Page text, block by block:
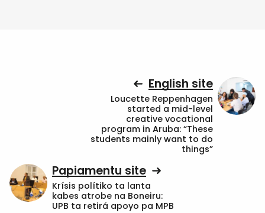
English site
Loucette Reppenhagen
started a mid-level
creative vocational
program in Aruba: “These
students mainly want to do
things”
Papiamentu site
Krísis polítiko ta lanta
kabes atrobe na Boneiru:
UPB ta retirá apoyo pa MPB